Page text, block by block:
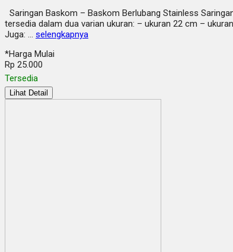
Saringan Baskom – Baskom Berlubang Stainless
tersedia dalam dua varian ukuran: – ukuran 22 cm –
Juga: … selengkapnya
*Harga Mulai
Rp 25.000
Tersedia
Lihat Detail